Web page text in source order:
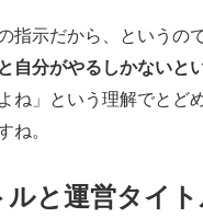
指示だから、というの
自分がやるしかないと
ね」という理解でと
ね。
ルと運営タイ